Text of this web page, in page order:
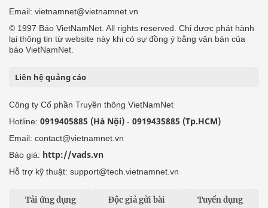
Email: vietnamnet@vietnamnet.vn
© 1997 Báo VietNamNet. All rights reserved. Chỉ được phát hành
lại thông tin từ website này khi có sự đồng ý bằng văn bản của
báo VietNamNet.
Liên hệ quảng cáo
Công ty Cổ phần Truyền thông VietNamNet
Hotline: 0919405885 (Hà Nội) - 0919435885 (Tp.HCM)
Email: contact@vietnamnet.vn
Báo giá: http://vads.vn
Hỗ trợ kỹ thuật: support@tech.vietnamnet.vn
Tải ứng dụng Độc giả gửi bài Tuyển dụng